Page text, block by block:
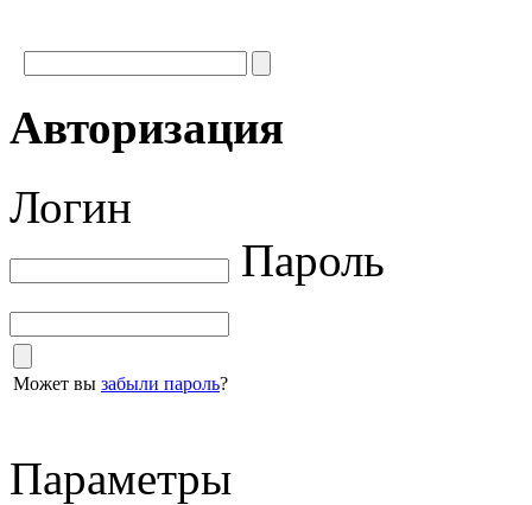
Авторизация
Логин
Пароль
Может вы забыли пароль?
Параметры